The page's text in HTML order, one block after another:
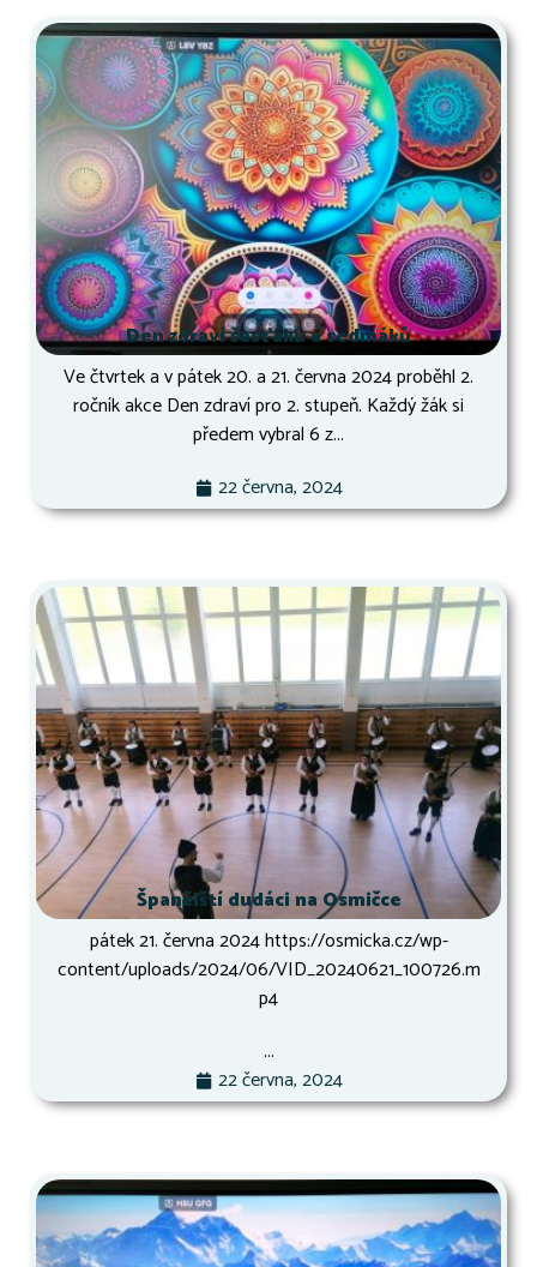
Den zdraví šesťáků a sedmáků
Ve čtvrtek a v pátek 20. a 21. června 2024 proběhl 2.
ročník akce Den zdraví pro 2. stupeň. Každý žák si
předem vybral 6 z...
22 června, 2024
Španělští dudáci na Osmičce
pátek 21. června 2024 https://osmicka.cz/wp-
content/uploads/2024/06/VID_20240621_100726.m
p4
...
22 června, 2024